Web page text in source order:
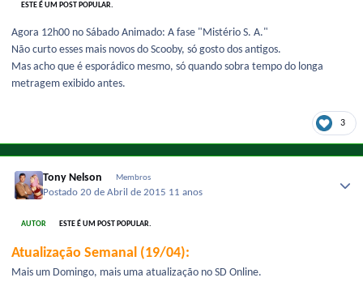
ESTE É UM POST POPULAR.
Agora 12h00 no Sábado Animado: A fase "Mistério S. A."
Não curto esses mais novos do Scooby, só gosto dos antigos.
Mas acho que é esporádico mesmo, só quando sobra tempo do longa
metragem exibido antes.
3
Tony Nelson Membros
Postado20 de Abril de 2015 11 anos
AUTOR ESTE É UM POST POPULAR.
Atualização Semanal (19/04):
Mais um Domingo, mais uma atualização no SD Online.